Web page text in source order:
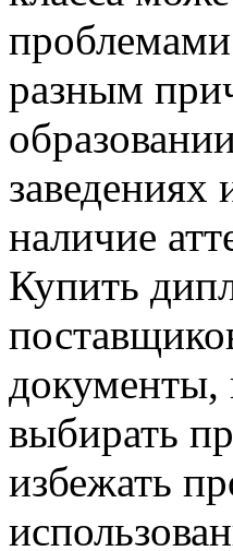
разным
заведениях
наличие
Купить
выбирать
избежать